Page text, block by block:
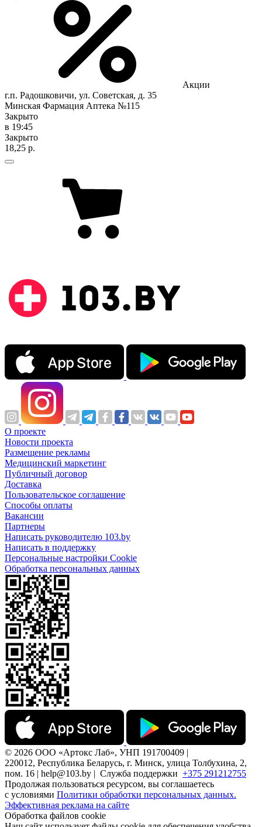
Акции
г.п. Радошковичи, ул. Советская, д. 35
Минская Фармация Аптека №115
Закрыто
в 19:45
Закрыто
18,25 р.
О проекте
Новости проекта
Размещение рекламы
Медицинский маркетинг
Публичный договор
Доставка
Пользовательское соглашение
Способы оплаты
Вакансии
Партнеры
Написать руководителю 103.by
Написать в поддержку
Персональные настройки Cookie
Обработка персональных данных
© 2026 ООО «Артокс Лаб», УНП 191700409 |
220012, Республика Беларусь, г. Минск, улица Толбухина, 2,
пом. 16 | help@103.by | Служба поддержки +375 291212755
Продолжая пользоваться ресурсом, вы соглашаетесь
с условиями Политики обработки персональных данных.
Эффективная реклама на сайте
Обработка файлов cookie